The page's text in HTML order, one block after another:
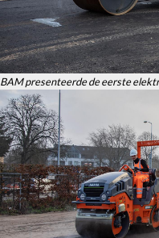
BAM presenteerde de eerste